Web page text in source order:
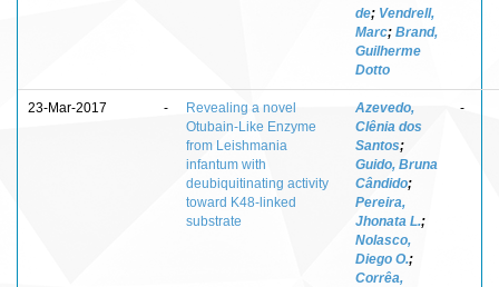
de; Vendrell,
Marc; Brand,
Guilherme
Dotto
23-Mar-2017 -
Revealing a novel
Otubain-Like Enzyme
from Leishmania
infantum with
deubiquitinating activity
toward K48-linked
substrate
Azevedo,
Clênia dos
Santos;
Guido, Bruna
Cândido;
Pereira,
Jhonata L.;
Nolasco,
Diego O.;
Corrêa,
-